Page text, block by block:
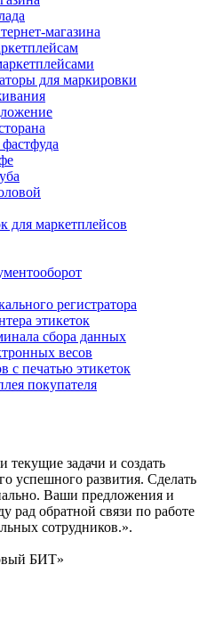
магазина
для маркировки
для маркетплейсов
регистратора
этикеток
сбора данных
весов
с печатью этикеток
покупателя
задачи и создать
успешного развития. Сделать
Ваши предложения и
рад обратной связи по работе
сотрудников.».
БИТ»